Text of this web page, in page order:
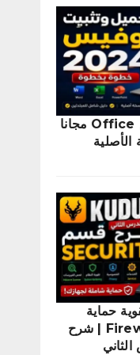
تحميل وتثبيت اوفيس Office مجانا
حماية
ويندوز و Firewall Audit | شرح